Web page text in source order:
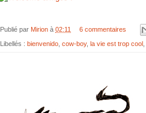
Publié par Mirion à 02:11 6 commentaires
Libellés : bienvenido cow-boy, la vie est trop cool